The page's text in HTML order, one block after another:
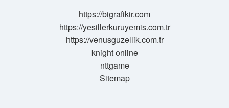
https://bigrafikir.com
https://yesillerkuruyemis.com.tr
https://venusguzellik.com.tr
knight online
nttgame
Sitemap